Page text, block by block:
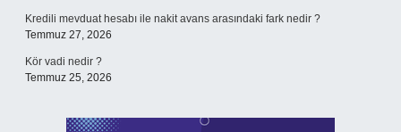
Kredili mevduat hesabı ile nakit avans arasındaki fark nedir ?
Temmuz 27, 2026
Kör vadi nedir ?
Temmuz 25, 2026